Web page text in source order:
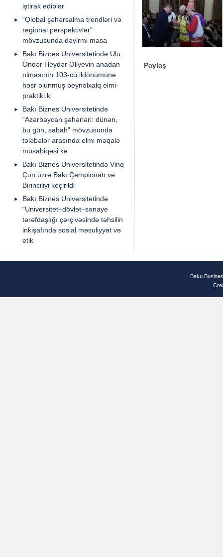
iştirak ediblər
“Qlobal şəhərsalma trendləri və
regional perspektivlər”
mövzusunda dəyirmi masa
Bakı Biznes Universitetində Ulu
Öndər Heydər Əliyevin anadan
olmasının 103-cü ildönümünə
həsr olunmuş beynəlxalq elmi-
praktiki k
Bakı Biznes Universitetində
“Azərbaycan şəhərləri: dünən,
bu gün, sabah” mövzusunda
tələbələr arasında elmi məqalə
müsabiqəsi ke
Bakı Biznes Universitetində Vinq
Çun üzrə Bakı Çempionatı və
Birinciliyi keçirildi
Bakı Biznes Universitetində
“Universitet–dövlət–sənaye
tərəfdaşlığı çərçivəsində təhsilin
inkişafında sosial məsuliyyət və
etik
Paylaş
Baku